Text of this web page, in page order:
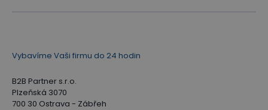
Vybavíme Vaši firmu do 24 hodin
B2B Partner s.r.o.
Plzeňská 3070
700 30 Ostrava - Zábřeh